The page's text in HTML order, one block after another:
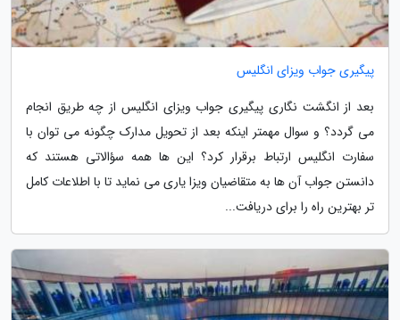
پیگیری جواب ویزای انگلیس
بعد از انگشت نگاری پیگیری جواب ویزای انگلیس از چه طریق انجام
می گردد؟ و سوال مهمتر اینکه بعد از تحویل مدارک چگونه می توان با
سفارت انگلیس ارتباط برقرار کرد؟ این ها همه سؤالاتی هستند که
دانستن جواب آن ها به متقاضیان ویزا یاری می نماید تا با اطلاعات کامل
تر بهترین راه را برای دریافت...